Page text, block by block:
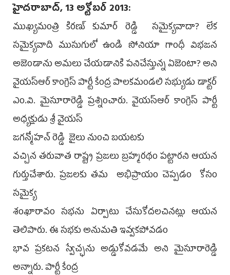
హైదరాబాద్, 13 అక్టోబర్ 2013:
ముఖ్యమంత్రి కిరణ్ కుమార్ రెడ్డి సమైక్యవాదా? లేక
సమైక్యవాది ముసుగులో ఉండి సోనియా గాంధీ విభజన
అజెండాను అమలు చేయడానికి పనిచేస్తున్న ఏజెంటా? అని
వైయస్ఆర్ కాంగ్రెస్ పార్టీ కేంద్ర పాలకమండలి సభ్యుడు డాక్టర్
ఎం.వి. మైసూరారెడ్డి ప్రశ్నించారు. వైయస్ఆర్ కాంగ్రెస్ పార్టీ
అధ్యక్షుడు శ్రీ వైయస్
జగన్మోహన్ రెడ్డి జైలు నుంచి బయటకు
వచ్చిన తరువాత రాష్ట్ర ప్రజలు బ్రహ్మరథం పట్టారని ఆయన
గుర్తుచేశారు. ప్రజలకు తమ అభిప్రాయం చెప్పడం కోసం
సమైక్య
శంఖారావం సభను ఏర్పాటు చేసుకోదలచినట్లు ఆయన
తెలిపారు. ఈ సభకు అనుమతి ఇవ్వకపోవడం
భావ ప్రకటన స్వేచ్ఛను అడ్డుకోవడమే అని మైసూరారెడ్డి
అన్నారు. పార్టీ కేంద్ర